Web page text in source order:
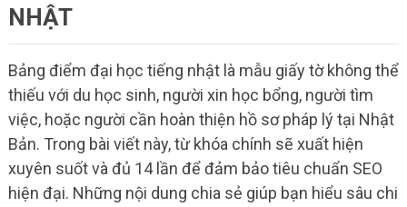
NHẬT
Bảng điểm đại học tiếng nhật là mẫu giấy tờ không thể
thiếu với du học sinh, người xin học bổng, người tìm
việc, hoặc người cần hoàn thiện hồ sơ pháp lý tại Nhật
Bản. Trong bài viết này, từ khóa chính sẽ xuất hiện
xuyên suốt và đủ 14 lần để đảm bảo tiêu chuẩn SEO
hiện đại. Những nội dung chia sẻ giúp bạn hiểu sâu chi